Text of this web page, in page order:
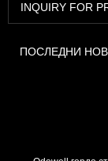
INQUIRY FOR
ПОСЛЕДНИ